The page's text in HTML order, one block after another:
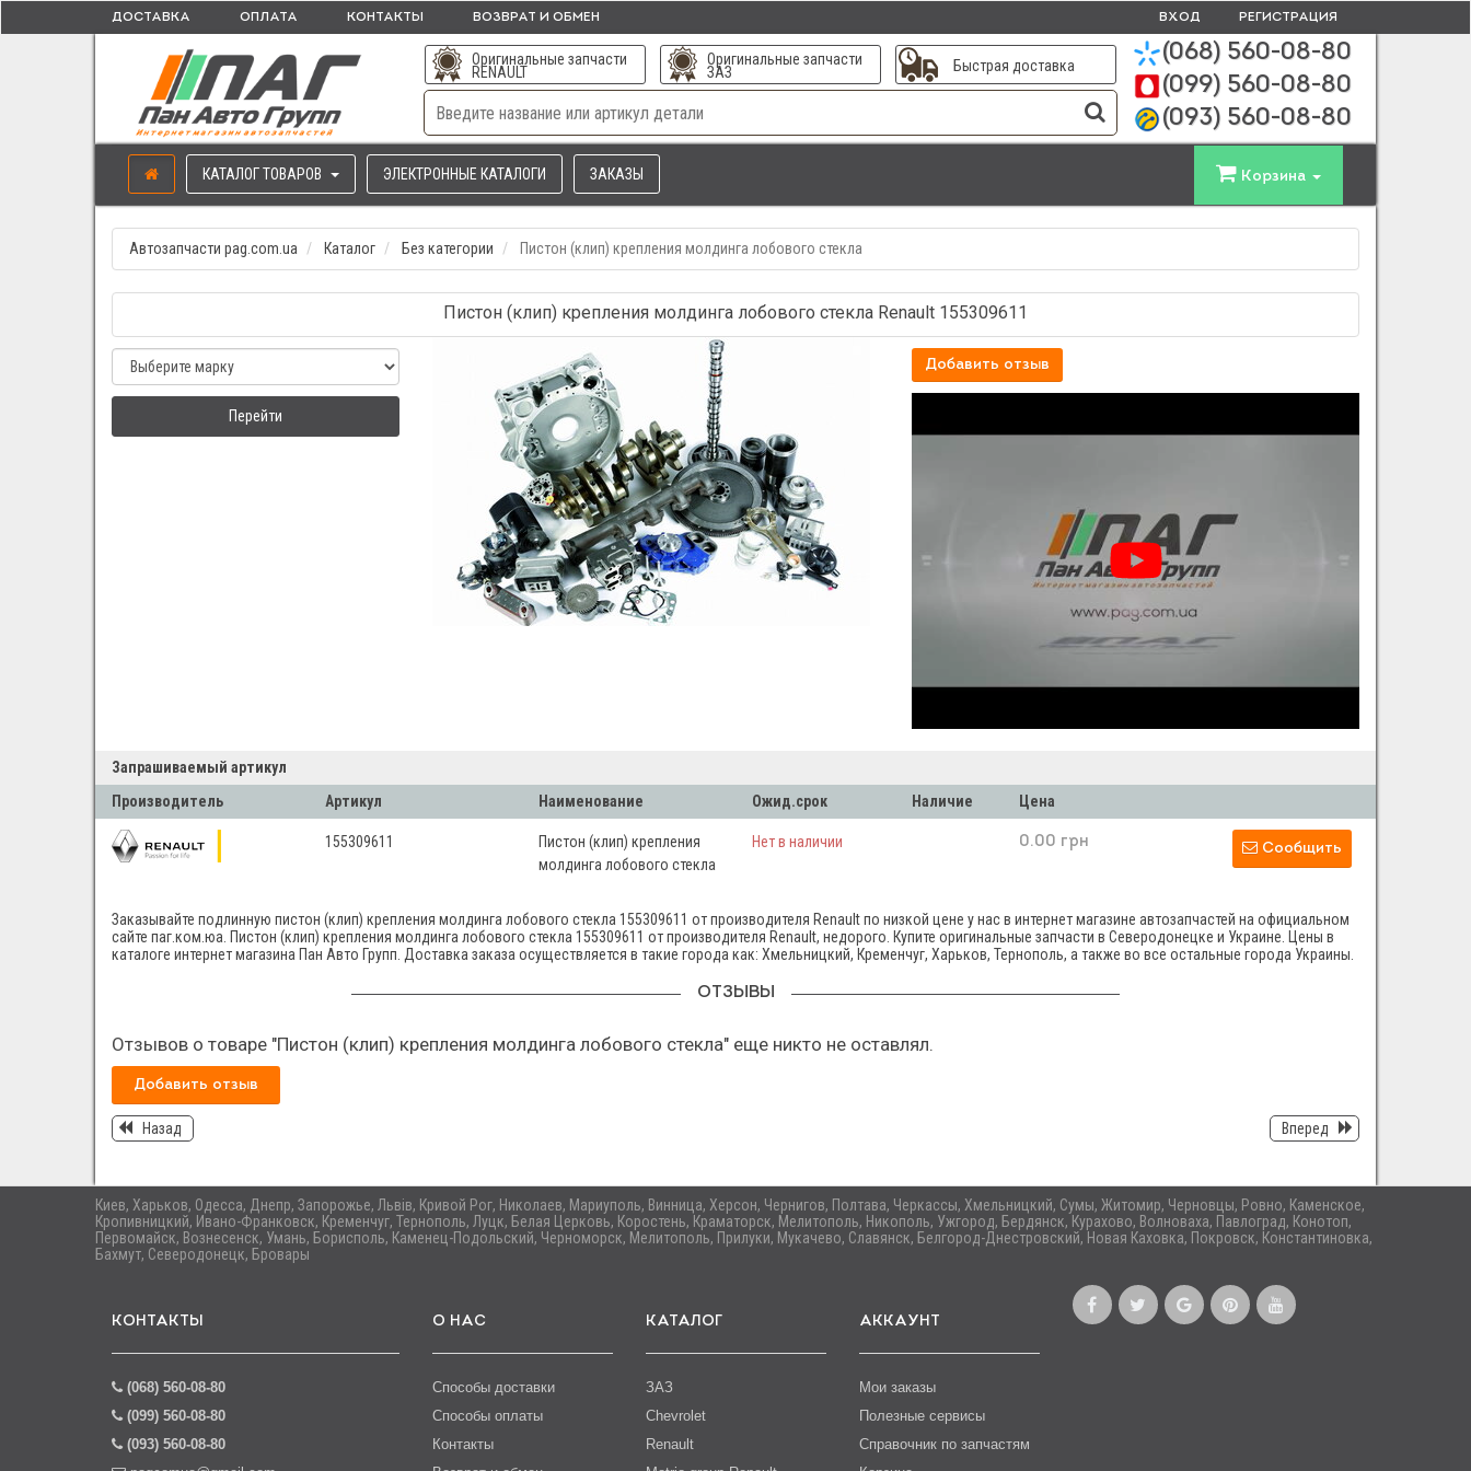
ДОСТАВКА ОПЛАТА КОНТАКТЫ ВОЗВРАТ И ОБМЕН ВХОД РЕГИСТРАЦИЯ
Оригинальные запчасти
RENAULT
Оригинальные запчасти
ЗАЗ Быстрая доставка (068) 560-08-80
(099) 560-08-80
(093) 560-08-80
КАТАЛОГ ТОВАРОВ ЭЛЕКТРОННЫЕ КАТАЛОГИ ЗАКАЗЫ Корзина
Автозапчасти pag.com.ua Каталог Без категории Пистон (клип) крепления молдинга лобового стекла
Пистон (клип) крепления молдинга лобового стекла Renault 155309611
Перейти
Добавить отзыв
Запрашиваемый артикул
Производитель
Артикул Наименование Ожид.срок Наличие Цена
155309611
Пистон (клип) крепления
молдинга лобового стекла
Нет в наличии 0.00 грн Сообщить
Заказывайте подлинную пистон (клип) крепления молдинга лобового стекла 155309611 от производителя Renault по низкой цене у нас в интернет магазине автозапчастей на официальном
сайте паг.ком.юа. Пистон (клип) крепления молдинга лобового стекла 155309611 от производителя Renault, недорого. Купите оригинальные запчасти в Северодонецке и Украине. Цены в
каталоге интернет магазина Пан Авто Групп. Доставка заказа осуществляется в такие города как: Хмельницкий, Кременчуг, Харьков, Тернополь, а также во все остальные города Украины.
ОТЗЫВЫ
Отзывов о товаре "Пистон (клип) крепления молдинга лобового стекла" еще никто не оставлял.
Добавить отзыв
Назад Вперед
Киев, Харьков, Одесса, Днепр, Запорожье, Львів, Кривой Рог, Николаев, Мариуполь, Винница, Херсон, Чернигов, Полтава, Черкассы, Хмельницкий, Сумы, Житомир, Черновцы, Ровно, Каменское,
Кропивницкий, Ивано-Франковск, Кременчуг, Тернополь, Луцк, Белая Церковь, Коростень, Краматорск, Мелитополь, Никополь, Ужгород, Бердянск, Курахово, Волноваха, Павлоград, Конотоп,
Первомайск, Вознесенск, Умань, Борисполь, Каменец-Подольский, Черноморск, Мелитополь, Прилуки, Мукачево, Славянск, Белгород-Днестровский, Новая Каховка, Покровск, Константиновка,
Бахмут, Северодонецк, Бровары
КОНТАКТЫ
(068) 560-08-80
(099) 560-08-80
(093) 560-08-80
О НАС
Способы доставки
Способы оплаты
Контакты
КАТАЛОГ
ЗАЗ
Chevrolet
Renault
АККАУНТ
Мои заказы
Полезные сервисы
Справочник по запчастям